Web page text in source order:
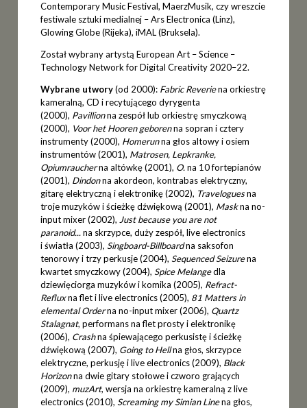
Contemporary Music Festival, MaerzMusik, czy wreszcie
festiwale sztuki medialnej – Ars Electronica (Linz),
Glowing Globe (Rijeka), iMAL (Bruksela).
Został wybrany artystą European Art – Science –
Technology Network for Digital Creativity 2020–22.
Wybrane utwory(od 2000): Fabric Reveriena orkiestrę
kameralną, CD i recytującego dyrygenta
(2000), Pavillionna zespół lub orkiestrę smyczkową
(2000), Voor het Hooren geborenna sopran i cztery
instrumenty (2000), Homerunna głos altowy i osiem
instrumentów (2001), Matrosen, Lepkranke,
Opiumraucherna altówkę (2001), O.na 10 fortepianów
(2001), Dindonna akordeon, kontrabas elektryczny,
gitarę elektryczną i elektronikę (2002), Traveloguesna
troje muzyków i ścieżkę dźwiękową (2001), Maskna no-
input mixer (2002), Just because you are not
paranoid...na skrzypce, duży zespół, live electronics
i światła (2003), Singboard-Billboardna saksofon
tenorowy i trzy perkusje (2004), Sequenced Seizurena
kwartet smyczkowy (2004), Spice Melangedla
dziewięciorga muzyków i komika (2005), Refract-
Refluxna flet i live electronics (2005), 81 Matters in
elemental Orderna no-input mixer (2006), Quartz
Stalagnat, performans na flet prosty i elektronikę
(2006), Crashna śpiewającego perkusistę i ścieżkę
dźwiękową (2007), Going to Hellna głos, skrzypce
elektryczne, perkusję i live electronics (2009), Black
Horizonna dwie gitary stołowe i czworo grających
(2009), muzArt, wersja na orkiestrę kameralną z live
electronics (2010), Screaming my Simian Linena głos,